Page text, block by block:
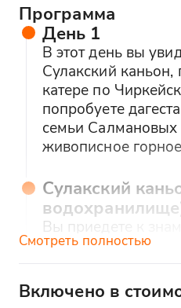
Программа
День 1
В этот день вы
Сулакский каньон,
катере по
попробуете
семьи Салмановых
живописное
Сулакский
Вы приедете к
каньону — самой
катере по
Смотреть полностью
Включено в